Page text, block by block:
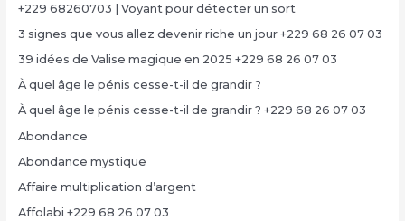
+229 68260703 | Voyant pour détecter un sort
3 signes que vous allez devenir riche un jour +229 68 26 07 03
39 idées de Valise magique en 2025 +229 68 26 07 03
À quel âge le pénis cesse-t-il de grandir ?
À quel âge le pénis cesse-t-il de grandir ? +229 68 26 07 03
Abondance
Abondance mystique
Affaire multiplication d’argent
Affolabi +229 68 26 07 03